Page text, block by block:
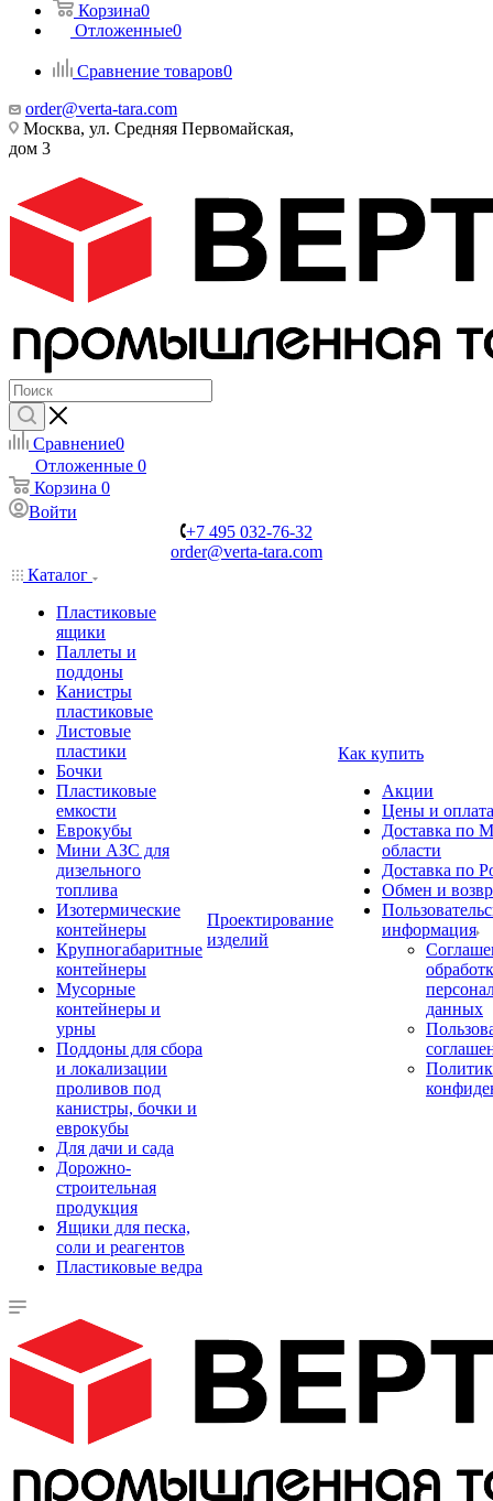
Корзина0
Отложенные0
Сравнение товаров0
order@verta-tara.com
Москва, ул. Средняя Первомайская,
дом 3
Сравнение0
Отложенные 0
Корзина 0
Войти
+7 495 032-76-32
order@verta-tara.com
Каталог
Пластиковые
ящики
Паллеты и
поддоны
Канистры
пластиковые
Листовые
пластики
Бочки
Пластиковые
емкости
Еврокубы
Мини АЗС для
дизельного
топлива
Изотермические
контейнеры
Крупногабаритные
контейнеры
Мусорные
контейнеры и
урны
Поддоны для сбора
и локализации
проливов под
канистры, бочки и
еврокубы
Для дачи и сада
Дорожно-
строительная
продукция
Ящики для песка,
соли и реагентов
Пластиковые ведра
Проектирование
изделий
Как купить
Акции
Цены и оплата
Доставка по
области
Доставка по
Обмен и
информация
данных